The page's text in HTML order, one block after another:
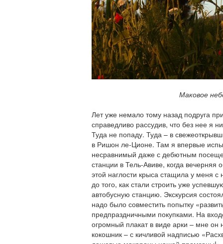
Маковое
Лет уже немало тому назад подруга
справедливо рассудив, что без нее я
Туда не попаду. Туда – в
в Ришон ле-Ционе. Там я впервые
несравнимый даже с дебютным
станции в Тель-Авиве, когда
этой наглости крыса стащила у меня
до того, как стали строить уже
автобусную станцию. Экскурсия
надо было совместить попытку
предпраздничными покупками. На
огромный плакат в виде арки – мне
кокошник – с кичливой надписью